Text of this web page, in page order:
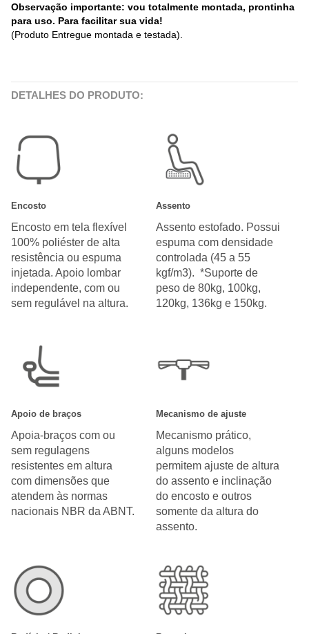
Observação importante: vou totalmente montada, prontinha
para uso. Para facilitar sua vida!
(Produto Entregue montada e testada).
DETALHES DO PRODUTO:
Encosto
Encosto em tela flexível
100% poliéster de alta
resistência ou espuma
injetada. Apoio lombar
independente, com ou
sem regulável na altura.
Assento
Assento estofado. Possui
espuma com densidade
controlada (45 a 55
kgf/m3). *Suporte de
peso de 80kg, 100kg,
120kg, 136kg e 150kg.
Apoio de braços
Apoia-braços com ou
sem regulagens
resistentes em altura
com dimensões que
atendem às normas
nacionais NBR da ABNT.
Mecanismo de ajuste
Mecanismo prático,
alguns modelos
permitem ajuste de altura
do assento e inclinação
do encosto e outros
somente da altura do
assento.